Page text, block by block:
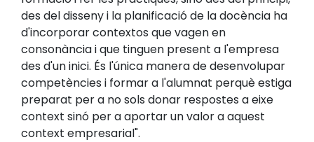
des del disseny i la planificació de la docència ha
d'incorporar contextos que vagen en
consonància i que tinguen present a l'empresa
des d'un inici. És l'única manera de desenvolupar
competències i formar a l'alumnat perquè estiga
preparat per a no sols donar respostes a eixe
context sinó per a aportar un valor a aquest
context empresarial".